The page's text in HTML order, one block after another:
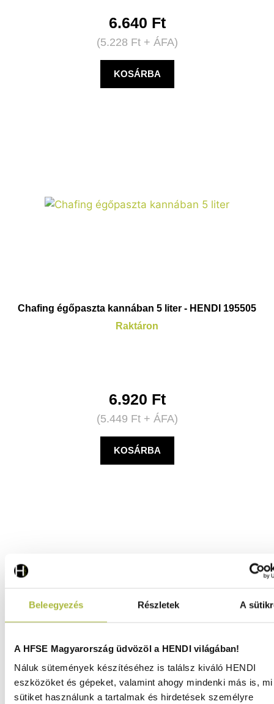
Beleegyezés Részletek A
A HFSE Magyarország üdvözöl a HENDI világában!
Náluk sütemények készítéséhez is találsz kiváló HENDI
eszközöket és gépeket, valamint ahogy mindenki más is,
sütiket használunk a tartalmak és hirdetések személyre
6.640 Ft
(5.228 Ft+ ÁFA)
KOSÁRBA
Chafing égőpaszta kannában 5 liter - HENDI 195505
Raktáron
6.920 Ft
(5.449 Ft+ ÁFA)
KOSÁRBA
Chafing égőpaszta vödörben 4 kg - HENDI 190401